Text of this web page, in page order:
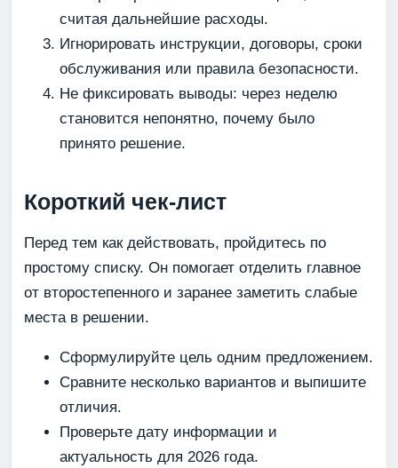
считая дальнейшие расходы.
Игнорировать инструкции, договоры, сроки
обслуживания или правила безопасности.
Не фиксировать выводы: через неделю
становится непонятно, почему было
принято решение.
Короткий чек-лист
Перед тем как действовать, пройдитесь по
простому списку. Он помогает отделить главное
от второстепенного и заранее заметить слабые
места в решении.
Сформулируйте цель одним предложением.
Сравните несколько вариантов и выпишите
отличия.
Проверьте дату информации и
актуальность для 2026 года.